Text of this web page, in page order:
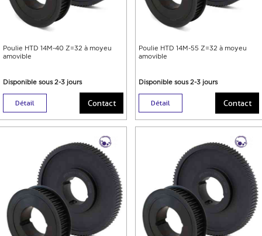
Poulie HTD 14M-40 Z=32 à moyeu
amovible
Disponible sous 2-3 jours
Détail Contact
Poulie HTD 14M-55 Z=32 à moyeu
amovible
Disponible sous 2-3 jours
Détail Contact